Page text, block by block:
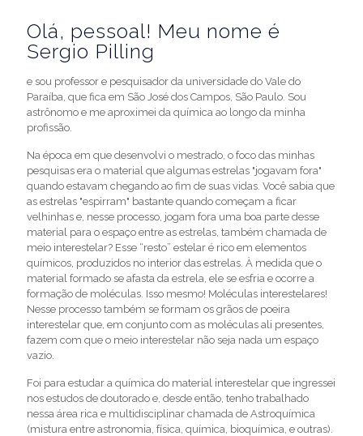
Olá, pessoal! Meu nome é
Sergio Pilling
e sou professor e pesquisador da universidade do Vale do
Paraíba, que fica em São José dos Campos, São Paulo. Sou
astrônomo e me aproximei da química ao longo da minha
profissão.
Na época em que desenvolvi o mestrado, o foco das minhas
pesquisas era o material que algumas estrelas "jogavam fora"
quando estavam chegando ao fim de suas vidas. Você sabia que
as estrelas "espirram" bastante quando começam a ficar
velhinhas e, nesse processo, jogam fora uma boa parte desse
material para o espaço entre as estrelas, também chamada de
meio interestelar? Esse “resto” estelar é rico em elementos
químicos, produzidos no interior das estrelas. À medida que o
material formado se afasta da estrela, ele se esfria e ocorre a
formação de moléculas. Isso mesmo! Moléculas interestelares!
Nesse processo também se formam os grãos de poeira
interestelar que, em conjunto com as moléculas ali presentes,
fazem com que o meio interestelar não seja nada um espaço
vazio.
Foi para estudar a química do material interestelar que ingressei
nos estudos de doutorado e, desde então, tenho trabalhado
nessa área rica e multidisciplinar chamada de Astroquímica
(mistura entre astronomia, física, química, bioquímica, e outras).